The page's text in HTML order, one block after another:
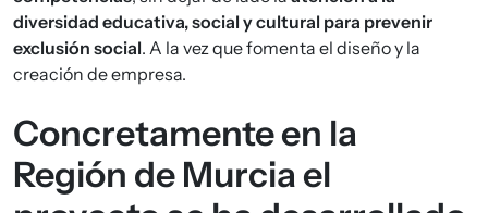
diversidad educativa, social y cultural para prevenir
exclusión social. A la vez que fomenta el diseño y la
creación de empresa.
Concretamente en la
Región de Murcia el